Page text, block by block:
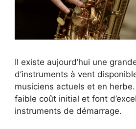
Il existe aujourd’hui une
d’instruments à vent
musiciens actuels et en
faible coût initial et font
instruments de démarrage.